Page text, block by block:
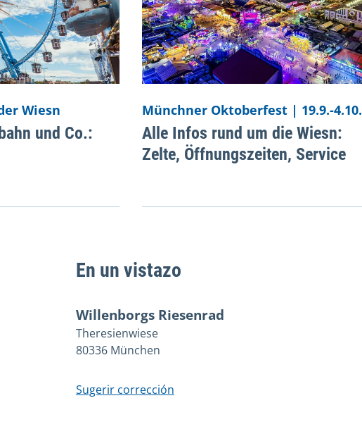
Wiesn
und Co.:
Münchner Oktoberfest | 19.9.-4.10.
Alle Infos rund um die Wiesn:
Zelte, Öffnungszeiten, Service
En un vistazo
Willenborgs Riesenrad
Theresienwiese
80336 München
Sugerir corrección